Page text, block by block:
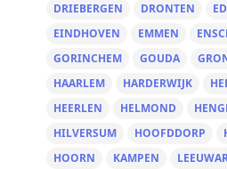
DRIEBERGEN
DRONTEN
EINDHOVEN
EMMEN
GORINCHEM
GOUDA
HAARLEM
HARDERWIJK
HEERLEN
HELMOND
HILVERSUM
HOOFDDORP
HOORN
KAMPEN